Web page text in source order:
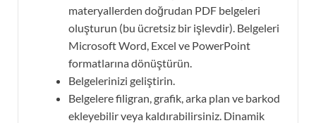
materyallerden doğrudan PDF belgeleri
oluşturun (bu ücretsiz bir işlevdir). Belgeleri
Microsoft Word, Excel ve PowerPoint
formatlarına dönüştürün.
Belgelerinizi geliştirin.
Belgelere filigran, grafik, arka plan ve barkod
ekleyebilir veya kaldırabilirsiniz. Dinamik